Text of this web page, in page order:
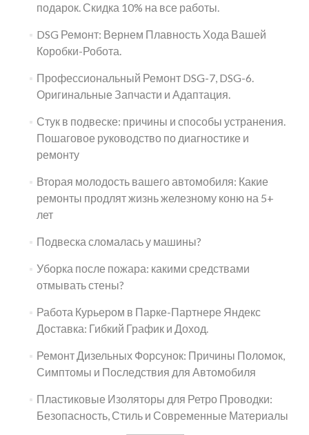
подарок. Скидка 10% на все работы.
DSG Ремонт: Вернем Плавность Хода Вашей
Коробки-Робота.
Профессиональный Ремонт DSG-7, DSG-6.
Оригинальные Запчасти и Адаптация.
Стук в подвеске: причины и способы устранения.
Пошаговое руководство по диагностике и
ремонту
Вторая молодость вашего автомобиля: Какие
ремонты продлят жизнь железному коню на 5+
лет
Подвеска сломалась у машины?
Уборка после пожара: какими средствами
отмывать стены?
Работа Курьером в Парке-Партнере Яндекс
Доставка: Гибкий График и Доход.
Ремонт Дизельных Форсунок: Причины Поломок,
Симптомы и Последствия для Автомобиля
Пластиковые Изоляторы для Ретро Проводки:
Безопасность, Стиль и Современные Материалы